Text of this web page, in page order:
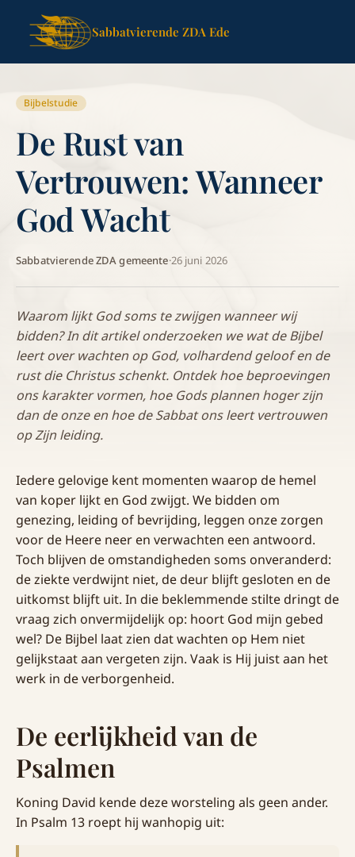
Sabbatvierende ZDA Ede
Bijbelstudie
De Rust van
Vertrouwen: Wanneer
God Wacht
Sabbatvierende ZDA gemeente·26 juni 2026
Waarom lijkt God soms te zwijgen wanneer wij
bidden? In dit artikel onderzoeken we wat de Bijbel
leert over wachten op God, volhardend geloof en de
rust die Christus schenkt. Ontdek hoe beproevingen
ons karakter vormen, hoe Gods plannen hoger zijn
dan de onze en hoe de Sabbat ons leert vertrouwen
op Zijn leiding.
Iedere gelovige kent momenten waarop de hemel
van koper lijkt en God zwijgt. We bidden om
genezing, leiding of bevrijding, leggen onze zorgen
voor de Heere neer en verwachten een antwoord.
Toch blijven de omstandigheden soms onveranderd:
de ziekte verdwijnt niet, de deur blijft gesloten en de
uitkomst blijft uit. In die beklemmende stilte dringt de
vraag zich onvermijdelijk op: hoort God mijn gebed
wel? De Bijbel laat zien dat wachten op Hem niet
gelijkstaat aan vergeten zijn. Vaak is Hij juist aan het
werk in de verborgenheid.
De eerlijkheid van de
Psalmen
Koning David kende deze worsteling als geen ander.
In Psalm 13 roept hij wanhopig uit: